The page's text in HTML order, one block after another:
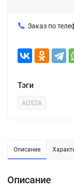
Заказ по
Тэги
ALTEZA
Описание
Описание